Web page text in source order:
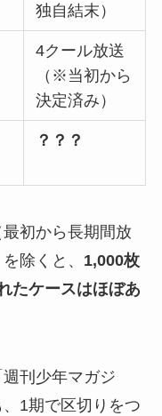
独自結末）
4クール放送
（※当初から
決定済み）
？？？
最初から長期間放
除くと、 1,000枚
たケースはほぼあ
刊少年マガジ
1期で区切りをつ